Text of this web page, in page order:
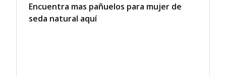
Encuentra mas pañuelos para mujer de
seda natural aquí